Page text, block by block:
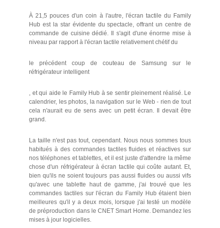
À 21,5 pouces d'un coin à l'autre, l'écran tactile du Family
Hub est la star évidente du spectacle, offrant un centre de
commande de cuisine dédié. Il s'agit d'une énorme mise à
niveau par rapport à l'écran tactile relativement chétif du
le précédent coup de couteau de Samsung sur le
réfrigérateur intelligent
, et qui aide le Family Hub à se sentir pleinement réalisé. Le
calendrier, les photos, la navigation sur le Web - rien de tout
cela n'aurait eu de sens avec un petit écran. Il devait être
grand.
La taille n'est pas tout, cependant. Nous nous sommes tous
habitués à des commandes tactiles fluides et réactives sur
nos téléphones et tablettes, et il est juste d'attendre la même
chose d'un réfrigérateur à écran tactile qui coûte autant. Et,
bien qu'ils ne soient toujours pas aussi fluides ou aussi vifs
qu'avec une tablette haut de gamme, j'ai trouvé que les
commandes tactiles sur l'écran du Family Hub étaient bien
meilleures qu'il y a deux mois, lorsque j'ai testé un modèle
de préproduction dans le CNET Smart Home. Demandez les
mises à jour logicielles.